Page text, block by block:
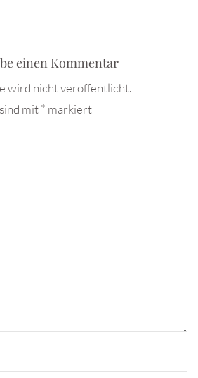
einen Kommentar
wird nicht veröffentlicht.
mit* markiert